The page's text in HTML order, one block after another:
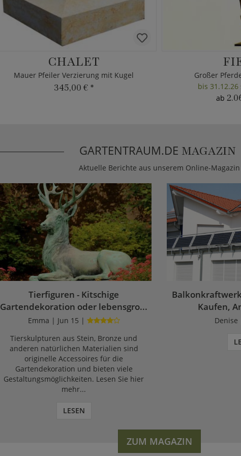
CHALET
Mauer Pfeiler Verzierung mit Kugel
345,00 € *
Großer
bis
ab
GARTENTRAUM.DE MAGAZIN
Aktuelle Berichte aus unserem Online-Magazin
Tierfiguren - Kitschige
Gartendekoration oder lebensgro...
Emma | Jun 15 |
Tierskulpturen aus Stein, Bronze und
anderen natürlichen Materialien sind
originelle Accessoires für die
Gartendekoration und bieten viele
Gestaltungsmöglichkeiten. Lesen Sie hier
mehr...
LESEN
Kaufen,
Denise
ZUM MAGAZIN